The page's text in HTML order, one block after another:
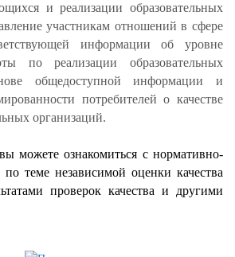
и реализации образовательных
участникам отношений в сфере
информации об уровне
по реализации образовательных
общедоступной информации и
потребителей о качестве
организаций.
можете ознакомиться с нормативно-
теме независимой оценки качества
проверок качества и другими